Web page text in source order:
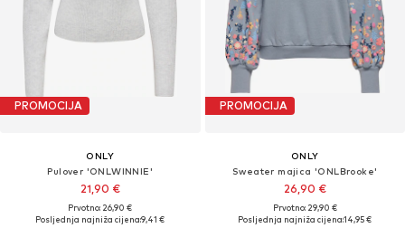
PROMOCIJA
ONLY
Pulover 'ONLWINNIE'
21,90 €
Prvotno: 26,90 €
Posljednja najniža cijena:9,41 €
PROMOCIJA
ONLY
Sweater majica 'ONLBrooke'
26,90 €
Prvotno: 29,90 €
Posljednja najniža cijena:14,95 €